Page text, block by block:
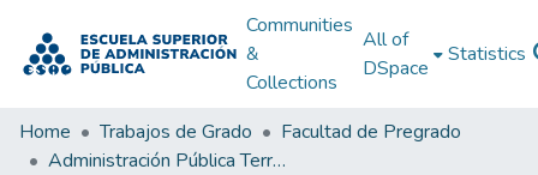
Communities
&
Collections
All of
DSpace
Statistics
Home Trabajos de Grado
Facultad de Pregrado
Administración Pública Territorial (APT)